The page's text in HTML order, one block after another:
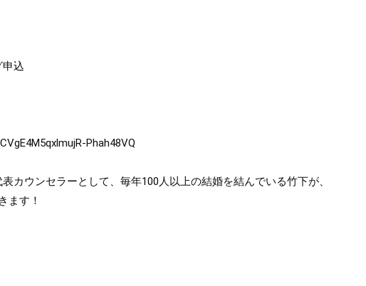
Phah48VQ
カウンセラーとして、毎年100人以上の結婚を結んでいる竹下が、
ます！